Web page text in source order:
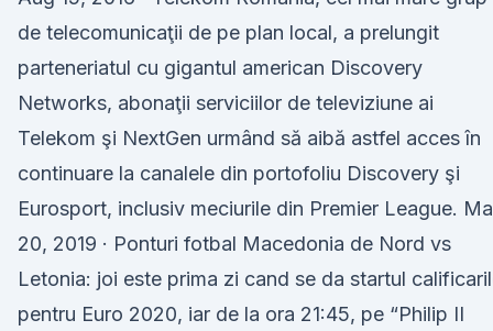
de telecomunicaţii de pe plan local, a prelungit
parteneriatul cu gigantul american Discovery
Networks, abonaţii serviciilor de televiziune ai
Telekom şi NextGen urmând să aibă astfel acces în
continuare la canalele din portofoliu Discovery şi
Eurosport, inclusiv meciurile din Premier League.
20, 2019 · Ponturi fotbal Macedonia de Nord vs
Letonia: joi este prima zi cand se da startul
pentru Euro 2020, iar de la ora 21:45, pe “Philip II